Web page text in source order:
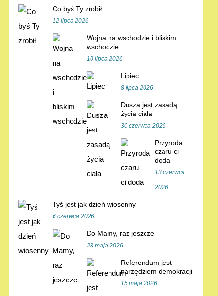
Co byś Ty zrobił
12 lipca 2026
Wojna na wschodzie i bliskim
wschodzie
10 lipca 2026
Lipiec
8 lipca 2026
Dusza jest zasadą
życia ciała
30 czerwca 2026
Przyroda
czaru ci
doda
13 czerwca
2026
Tyś jest jak dzień wiosenny
6 czerwca 2026
Do Mamy, raz jeszcze
28 maja 2026
Referendum jest
narzędziem demokracji
15 maja 2026